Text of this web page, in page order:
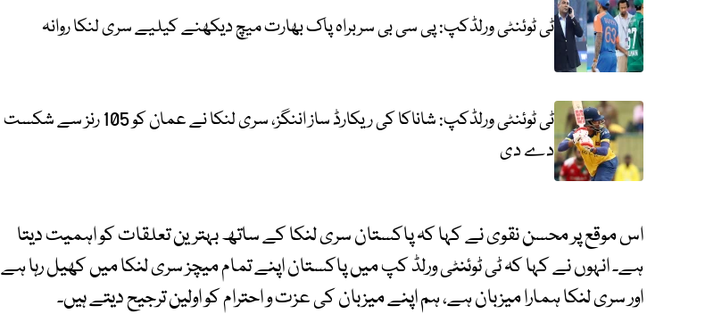
ٹی ٹوئنٹی ورلڈکپ: پی سی بی سربراہ پاک بھارت میچ دیکھنے کیلیے سری لنکا روانہ
ٹی ٹوئنٹی ورلڈکپ: شاناکا کی ریکارڈ ساز اننگز، سری لنکا نے عمان کو 105 رنز سے شکست
دے دی
اس موقع پر محسن نقوی نے کہا کہ پاکستان سری لنکا کے ساتھ بہترین تعلقات کو اہمیت دیتا
ہے۔ انہوں نے کہا کہ ٹی ٹوئنٹی ورلڈ کپ میں پاکستان اپنے تمام میچز سری لنکا میں کھیل رہا ہے
اور سری لنکا ہمارا میزبان ہے، ہم اپنے میزبان کی عزت و احترام کو اولین ترجیح دیتے ہیں۔